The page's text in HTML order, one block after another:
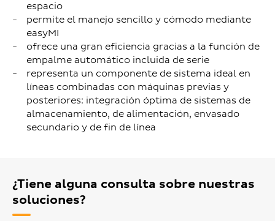
espacio
permite el manejo sencillo y cómodo mediante
easyMI
ofrece una gran eficiencia gracias a la función de
empalme automático incluida de serie
representa un componente de sistema ideal en
líneas combinadas con máquinas previas y
posteriores: integración óptima de sistemas de
almacenamiento, de alimentación, envasado
secundario y de fin de línea
¿Tiene alguna consulta sobre nuestras
soluciones?